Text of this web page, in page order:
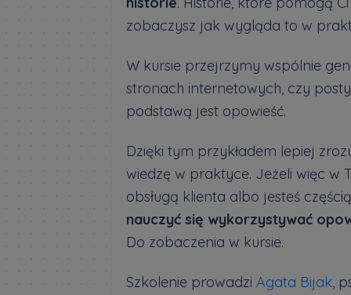
zobaczysz jak wygląda to w
W kursie przejrzymy wspólnie
stronach internetowych, czy
podstawą jest opowieść.
Dzięki tym przykładem lepiej
wiedzę w praktyce. Jeżeli więc w
obsługą klienta albo jesteś
nauczyć się wykorzystywać
Do zobaczenia w kursie.
Szkolenie prowadzi Agata Bijak,